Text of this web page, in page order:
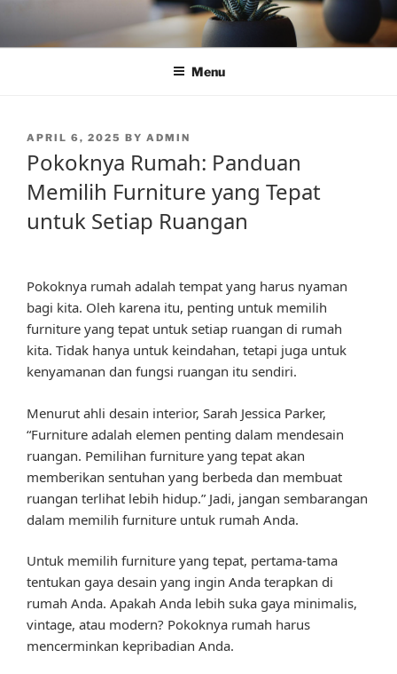
content
Menu
POSTED
APRIL 6, 2025 BY ADMIN
Pokoknya Rumah: Panduan
Memilih Furniture yang Tepat
untuk Setiap Ruangan
Pokoknya rumah adalah tempat yang harus nyaman
bagi kita. Oleh karena itu, penting untuk memilih
furniture yang tepat untuk setiap ruangan di rumah
kita. Tidak hanya untuk keindahan, tetapi juga untuk
kenyamanan dan fungsi ruangan itu sendiri.
Menurut ahli desain interior, Sarah Jessica Parker,
“Furniture adalah elemen penting dalam mendesain
ruangan. Pemilihan furniture yang tepat akan
memberikan sentuhan yang berbeda dan membuat
ruangan terlihat lebih hidup.” Jadi, jangan sembarangan
dalam memilih furniture untuk rumah Anda.
Untuk memilih furniture yang tepat, pertama-tama
tentukan gaya desain yang ingin Anda terapkan di
rumah Anda. Apakah Anda lebih suka gaya minimalis,
vintage, atau modern? Pokoknya rumah harus
mencerminkan kepribadian Anda.